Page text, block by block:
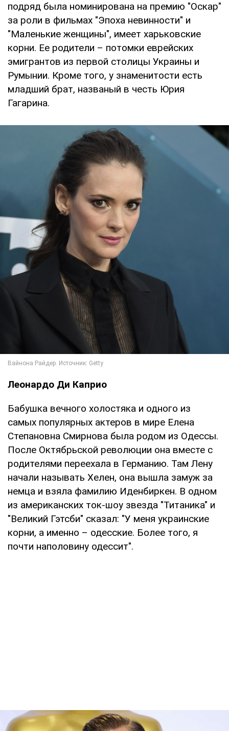
подряд была номинирована на премию "Оскар"
за роли в фильмах "Эпоха невинности" и
"Маленькие женщины", имеет харьковские
корни. Ее родители – потомки еврейских
эмигрантов из первой столицы Украины и
Румынии. Кроме того, у знаменитости есть
младший брат, названый в честь Юрия
Гагарина.
Леонардо Ди Каприо
Бабушка вечного холостяка и одного из
самых популярных актеров в мире Елена
Степановна Смирнова была родом из Одессы.
После Октябрьской революции она вместе с
родителями переехала в Германию. Там Лену
начали называть Хелен, она вышла замуж за
немца и взяла фамилию Иденбиркен. В одном
из американских ток-шоу звезда "Титаника" и
"Великий Гэтсби" сказал: "У меня украинские
корни, а именно – одесские. Более того, я
почти наполовину одессит".